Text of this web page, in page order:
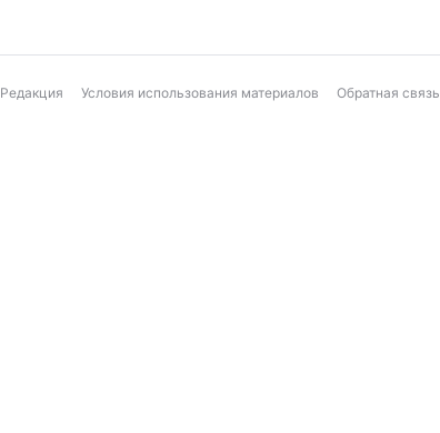
Редакция Условия использования материалов Обратная связь